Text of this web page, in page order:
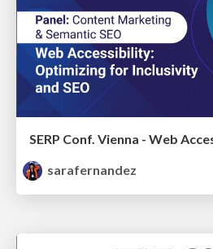
sarafernandez